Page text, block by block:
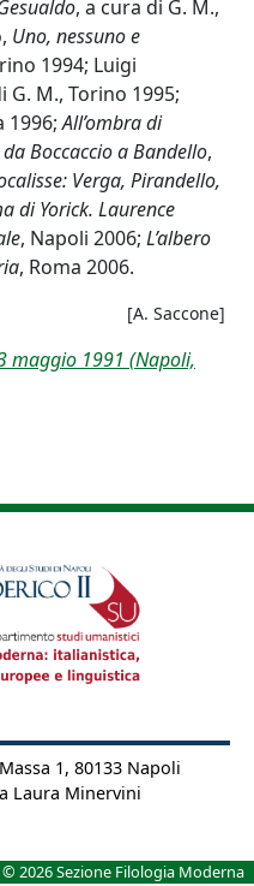
, a cura di G. M.,
Uno, nessuno e
1994; Luigi
G. M., Torino 1995;
1996;All’ombra di
Boccaccio a Bandello,
Verga, Pirandello,
di Yorick. Laurence
, Napoli 2006; L’albero
, Roma 2006.
[A. Saccone]
maggio 1991 (Napoli,
1, 80133 Napoli
Laura Minervini
© 2026 Sezione Filologia Moderna